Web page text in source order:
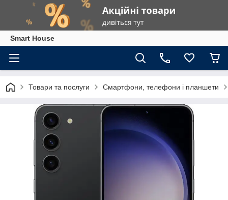
Smart House
Товари та послуги Смартфони, телефони і планшети